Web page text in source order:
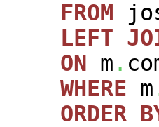
FROM
LEFT
ON m .
WHERE m
ORDER